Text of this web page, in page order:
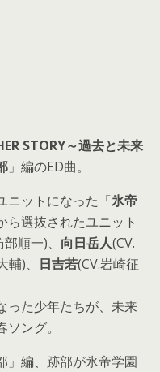
STORY～過去と未来
」編のED曲。
ニットになった「氷帝
ら選抜されたユニット
順一)、 向日岳人(CV.
輔)、 日吉若(CV.岩崎征
った少年たちが、未来
ング。
」編、跡部が氷帝学園